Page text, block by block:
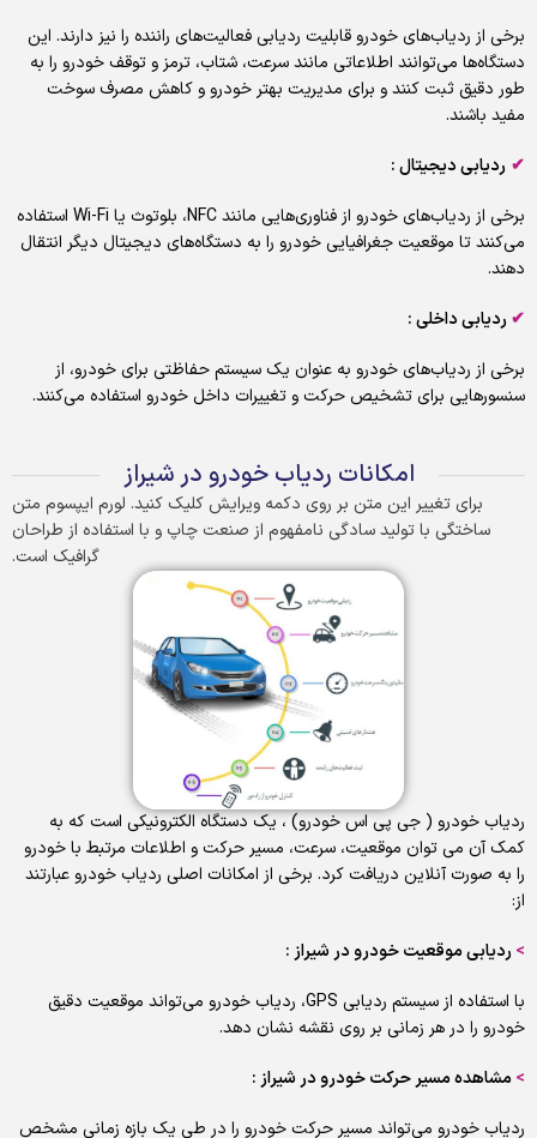
برخی از ردیاب‌های خودرو قابلیت ردیابی فعالیت‌های راننده را نیز دارند. این
دستگاه‌ها می‌توانند اطلاعاتی مانند سرعت، شتاب، ترمز و توقف خودرو را به
طور دقیق ثبت کنند و برای مدیریت بهتر خودرو و کاهش مصرف سوخت
مفید باشند.
✔ ردیابی دیجیتال :
برخی از ردیاب‌های خودرو از فناوری‌هایی مانند NFC، بلوتوث یا Wi-Fi استفاده
می‌کنند تا موقعیت جغرافیایی خودرو را به دستگاه‌های دیجیتال دیگر انتقال
دهند.
✔ردیابی داخلی :
برخی از ردیاب‌های خودرو به عنوان یک سیستم حفاظتی برای خودرو، از
سنسورهایی برای تشخیص حرکت و تغییرات داخل خودرو استفاده می‌کنند.
امکانات ردیاب خودرو در شیراز
برای تغییر این متن بر روی دکمه ویرایش کلیک کنید. لورم ایپسوم متن
ساختگی با تولید سادگی نامفهوم از صنعت چاپ و با استفاده از طراحان
گرافیک است.
ردیاب خودرو ( جی پی اس خودرو) ، یک دستگاه الکترونیکی است که به
کمک آن می توان موقعیت، سرعت، مسیر حرکت و اطلاعات مرتبط با خودرو
را به صورت آنلاین دریافت کرد. برخی از امکانات اصلی ردیاب خودرو عبارتند
از:
>ردیابی موقعیت خودرو در شیراز :
با استفاده از سیستم ردیابی GPS، ردیاب خودرو می‌تواند موقعیت دقیق
خودرو را در هر زمانی بر روی نقشه نشان دهد.
> مشاهده مسیر حرکت خودرو در شیراز :
ردیاب خودرو می‌تواند مسیر حرکت خودرو را در طی یک بازه زمانی مشخص